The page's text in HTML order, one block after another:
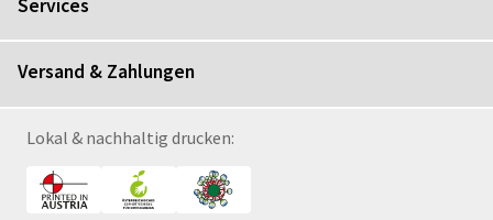
Services
Versand & Zahlungen
Lokal & nachhaltig drucken: